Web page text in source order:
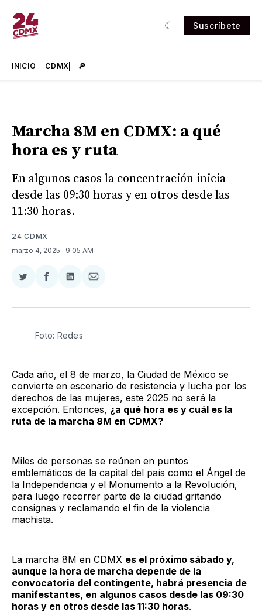
Suscríbete
INICIO CDMX 🔎
Marcha 8M en CDMX: a qué
hora es y ruta
En algunos casos la concentración inicia
desde las 09:30 horas y en otros desde las
11:30 horas.
24 CDMX
marzo 4, 2025 . 9:05 AM
Compartir
Twitter
Compartir
Facebook
Compartir
LinkedIn
Compartir
Email
Foto: Redes
Cada año, el 8 de marzo, la Ciudad de México se
convierte en escenario de resistencia y lucha por los
derechos de las mujeres, este 2025 no será la
excepción. Entonces, ¿a qué hora es y cuál es la
ruta de la marcha 8M en CDMX?
Miles de personas se reúnen en puntos
emblemáticos de la capital del país como el Ángel de
la Independencia y el Monumento a la Revolución,
para luego recorrer parte de la ciudad gritando
consignas y reclamando el fin de la violencia
machista.
La marcha 8M en CDMX es el próximo sábado y,
aunque la hora de marcha depende de la
convocatoria del contingente, habrá presencia de
manifestantes, en algunos casos desde las 09:30
horas y en otros desde las 11:30 horas.